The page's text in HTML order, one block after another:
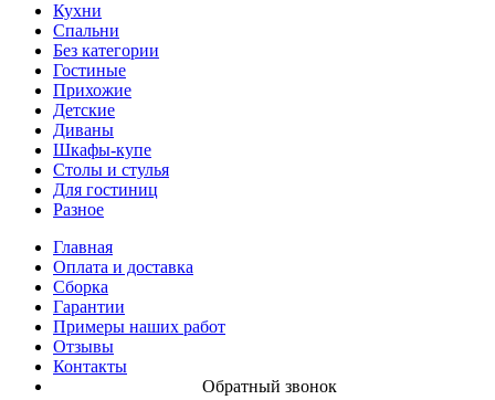
Кухни
Спальни
Без категории
Гостиные
Прихожие
Детские
Диваны
Шкафы-купе
Столы и стулья
Для гостиниц
Разное
Главная
Оплата и доставка
Сборка
Гарантии
Примеры наших работ
Отзывы
Контакты
Обратный звонок